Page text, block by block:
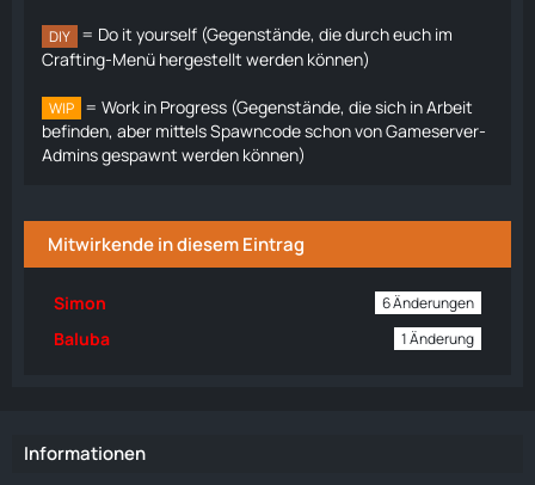
DIY = Do it yourself (Gegenstände, die durch euch im
Crafting-Menü hergestellt werden können)
WIP = Work in Progress (Gegenstände, die sich in Arbeit
befinden, aber mittels Spawncode schon von Gameserver-
Admins gespawnt werden können)
Mitwirkende in diesem Eintrag
Simon 6 Änderungen
Baluba 1 Änderung
Informationen